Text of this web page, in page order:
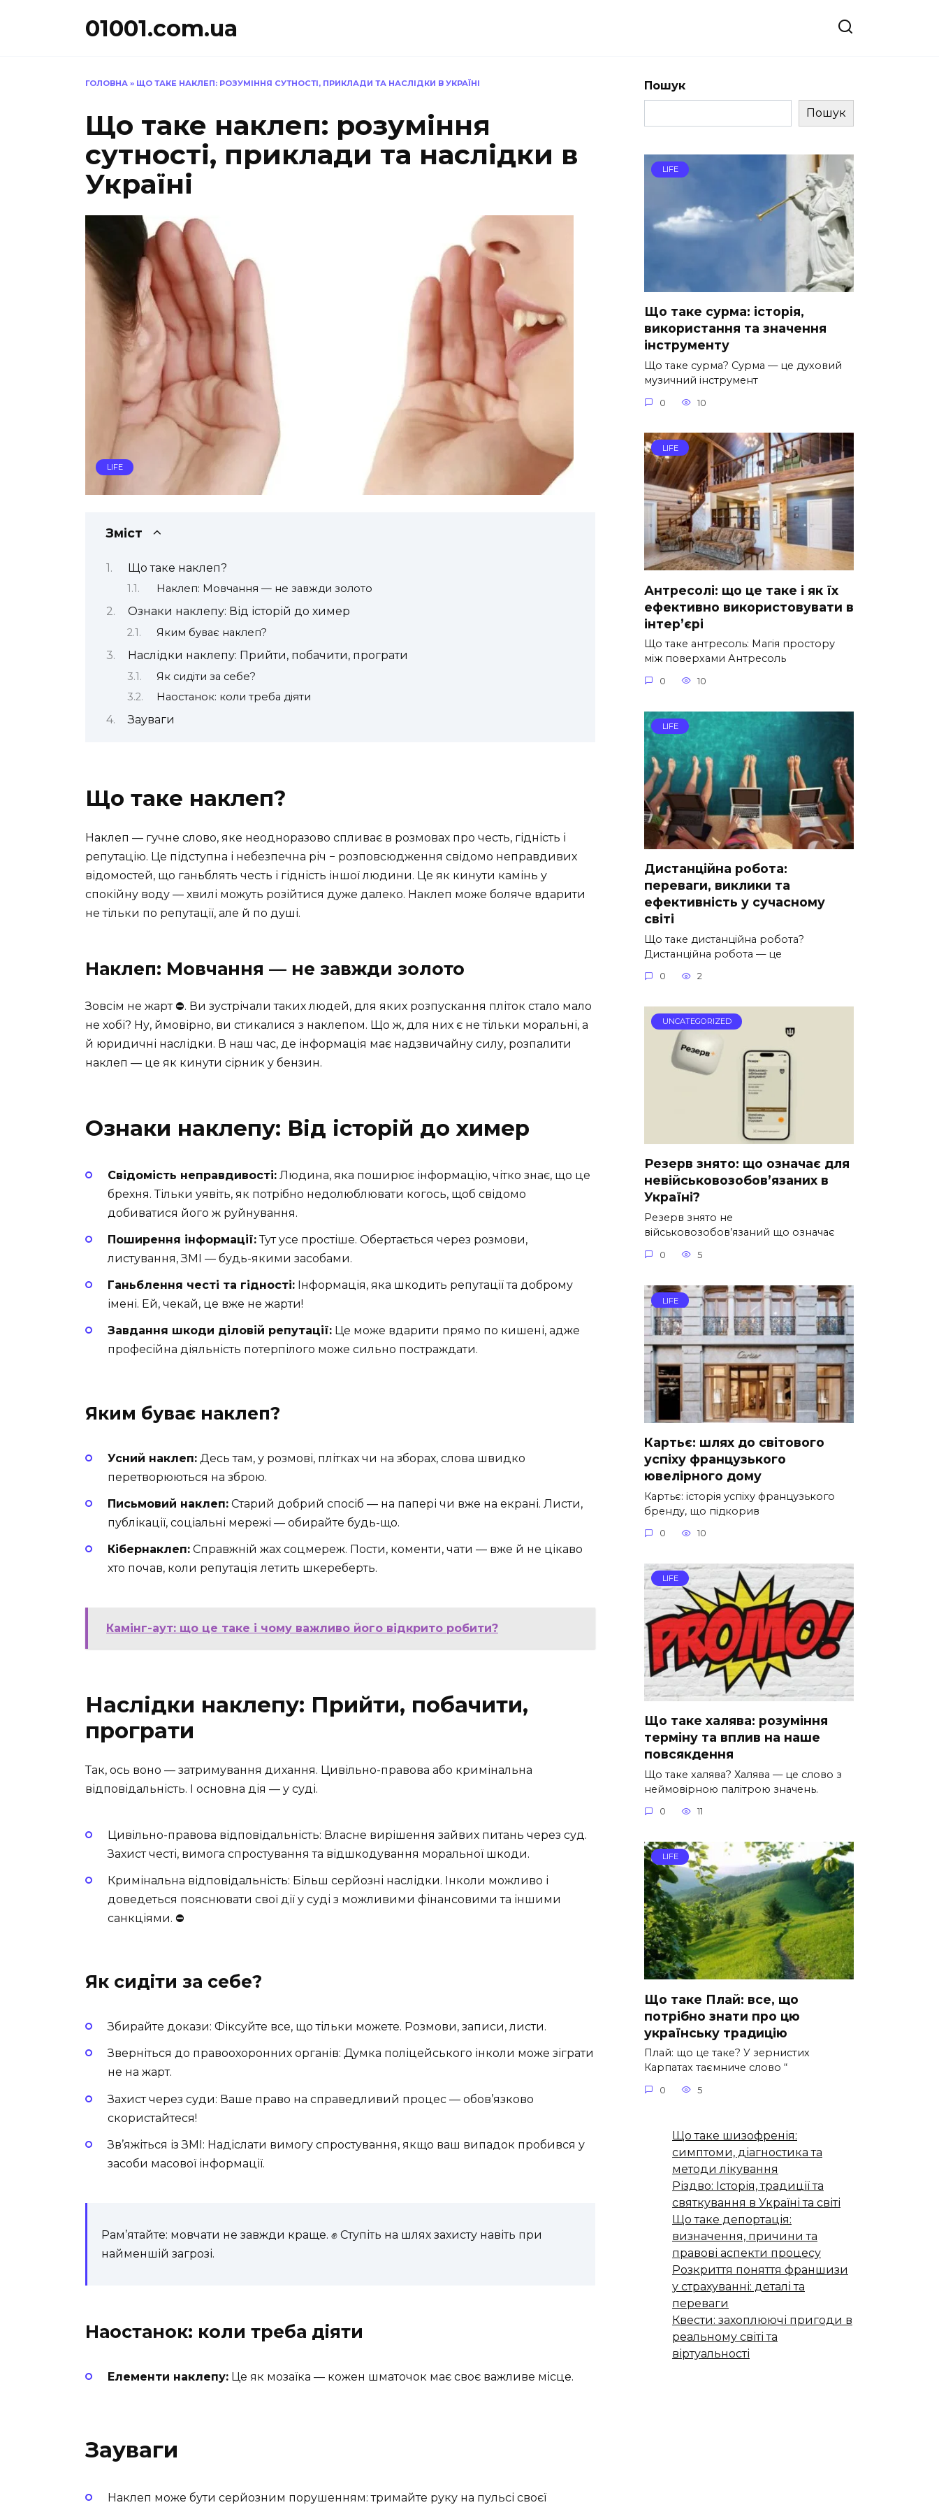
01001.com.ua
ГОЛОВНА » ЩО ТАКЕ НАКЛЕП: РОЗУМІННЯ СУТНОСТІ, ПРИКЛАДИ ТА НАСЛІДКИ В УКРАЇНІ
Що таке наклеп: розуміння
сутності, приклади та наслідки в
Україні
LIFE
Зміст
Що таке наклеп?
Наклеп: Мовчання — не завжди золото
Ознаки наклепу: Від історій до химер
Яким буває наклеп?
Наслідки наклепу: Прийти, побачити, програти
Як сидіти за себе?
Наостанок: коли треба діяти
Зауваги
Що таке наклеп?
Наклеп — гучне слово, яке неодноразово спливає в розмовах про честь, гідність і
репутацію. Це підступна і небезпечна річ − розповсюдження свідомо неправдивих
відомостей, що ганьблять честь і гідність іншої людини. Це як кинути камінь у
спокійну воду — хвилі можуть розійтися дуже далеко. Наклеп може боляче вдарити
не тільки по репутації, але й по душі.
Наклеп: Мовчання — не завжди золото
Зовсім не жарт ⛔. Ви зустрічали таких людей, для яких розпускання пліток стало мало
не хобі? Ну, ймовірно, ви стикалися з наклепом. Що ж, для них є не тільки моральні, а
й юридичні наслідки. В наш час, де інформація має надзвичайну силу, розпалити
наклеп — це як кинути сірник у бензин.
Ознаки наклепу: Від історій до химер
Свідомість неправдивості: Людина, яка поширює інформацію, чітко знає, що це
брехня. Тільки уявіть, як потрібно недолюблювати когось, щоб свідомо
добиватися його ж руйнування.
Поширення інформації:Тут усе простіше. Обертається через розмови,
листування, ЗМІ — будь-якими засобами.
Ганьблення честі та гідності: Інформація, яка шкодить репутації та доброму
імені. Ей, чекай, це вже не жарти!
Завдання шкоди діловій репутації: Це може вдарити прямо по кишені, адже
професійна діяльність потерпілого може сильно постраждати.
Яким буває наклеп?
Усний наклеп: Десь там, у розмові, плітках чи на зборах, слова швидко
перетворюються на зброю.
Письмовий наклеп: Старий добрий спосіб — на папері чи вже на екрані. Листи,
публікації, соціальні мережі — обирайте будь-що.
Кібернаклеп: Справжній жах соцмереж. Пости, коменти, чати — вже й не цікаво
хто почав, коли репутація летить шкереберть.
Камінг-аут: що це таке і чому важливо його відкрито робити?
Наслідки наклепу: Прийти, побачити,
програти
Так, ось воно — затримування дихання. Цивільно-правова або кримінальна
відповідальність. І основна дія — у суді.
Цивільно-правова відповідальність: Власне вирішення зайвих питань через суд.
Захист честі, вимога спростування та відшкодування моральної шкоди.
Кримінальна відповідальність: Більш серйозні наслідки. Інколи можливо і
доведеться пояснювати свої дії у суді з можливими фінансовими та іншими
санкціями. ⛔
Як сидіти за себе?
Збирайте докази: Фіксуйте все, що тільки можете. Розмови, записи, листи.
Зверніться до правоохоронних органів: Думка поліцейського інколи може зіграти
не на жарт.
Захист через суди: Ваше право на справедливий процес — обов’язково
скористайтеся!
Зв’яжіться із ЗМІ: Надіслати вимогу спростування, якщо ваш випадок пробився у
засоби масової інформації.
Pам’ятайте: мовчати не завжди краще. ✊ Ступіть на шлях захисту навіть при
найменшій загрозі.
Наостанок: коли треба діяти
Елементи наклепу: Це як мозаїка — кожен шматочок має своє важливе місце.
Зауваги
Наклеп може бути серйозним порушенням: тримайте руку на пульсі своєї
Пошук
Пошук
LIFE
Що таке сурма: історія,
використання та значення
інструменту
Що таке сурма? Сурма — це духовий
музичний інструмент
0 10
LIFE
Антресолі: що це таке і як їх
ефективно використовувати в
інтер’єрі
Що таке антресоль: Магія простору
між поверхами Антресоль
0 10
LIFE
Дистанційна робота:
переваги, виклики та
ефективність у сучасному
світі
Що таке дистанційна робота?
Дистанційна робота — це
0 2
UNCATEGORIZED
Резерв знято: що означає для
невійськовозобов’язаних в
Україні?
Резерв знято не
військовозобов’язаний що означає
0 5
LIFE
Картьє: шлях до світового
успіху французького
ювелірного дому
Картьє: історія успіху французького
бренду, що підкорив
0 10
LIFE
Що таке халява: розуміння
терміну та вплив на наше
повсякдення
Що таке халява? Халява — це слово з
неймовірною палітрою значень.
0 11
LIFE
Що таке Плай: все, що
потрібно знати про цю
українську традицію
Плай: що це таке? У зернистих
Карпатах таємниче слово “
0 5
Що таке шизофренія:
симптоми, діагностика та
методи лікування
Різдво: Історія, традиції та
святкування в Україні та світі
Що таке депортація:
визначення, причини та
правові аспекти процесу
Розкриття поняття франшизи
у страхуванні: деталі та
переваги
Квести: захоплюючі пригоди в
реальному світі та
віртуальності